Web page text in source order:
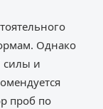
Однако
силы и
проб по